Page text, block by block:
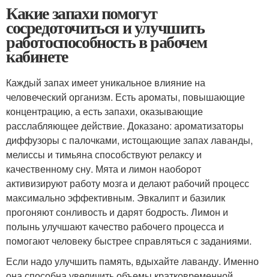
Какие запахи помогут
сосредоточиться и улучшить
работоспособность в рабочем
кабинете
Каждый запах имеет уникальное влияние на
человеческий организм. Есть ароматы, повышающие
концентрацию, а есть запахи, оказывающие
расслабляющее действие. Доказано: ароматизаторы
диффузоры с палочками, истощающие запах лаванды,
мелиссы и тимьяна способствуют релаксу и
качественному сну. Мята и лимон наоборот
активизируют работу мозга и делают рабочий процесс
максимально эффективным. Эвкалипт и базилик
прогоняют сонливость и дарят бодрость. Лимон и
полынь улучшают качество рабочего процесса и
помогают человеку быстрее справляться с заданиями.
Если надо улучшить память, вдыхайте лаванду. Именно